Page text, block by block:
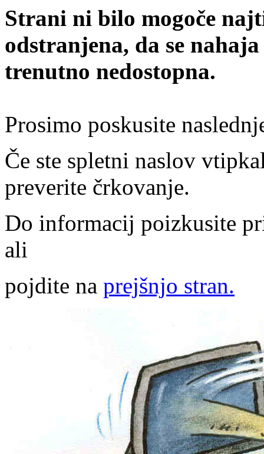
Strani ni bilo mogoče
odstranjena, da se
trenutno nedostopna.
Prosimo poskusite
Če ste spletni naslov
preverite črkovanje.
Do informacij poizkusite
ali
pojdite na prejšnjo stran.